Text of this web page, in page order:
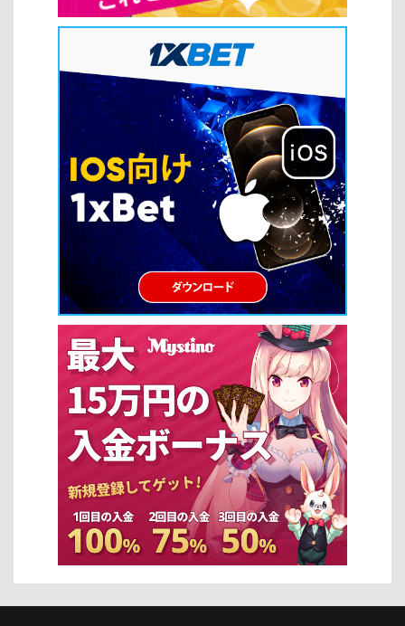
ています。 ボーナス機能の多様化：インタラクティブな要素が増え
ています。 モバイル最適化：スマートフォンで快適に遊べる設計が
主流です。 このように、人気タイトルやトレンドを把握すること
で、自分に最適なスロットの種類を見つけやすくなります。最新の
ゲームもチェックしながら、より充実したオンラインカジノ体験を
楽しみましょう。 スロット戦略 オンラインカジノでさまざまなスロ
ットの種類をプレイする際には、基本的な戦略を理解しておくこと
が重要です。適切な戦略を取り入れることで、リスクを抑えながら
効率よく楽しむことができます。 マックスベット戦略 マックスベッ
ト戦略は、最大ベットを行うことで高額配当やジャックポットを狙
うプレイ方法です。特に一部のスロットの種類では、最大ベット時
のみジャックポット獲得の資格が得られる場合があります。 […]
用しながらプレイすることで、こうしたチャンスをより効果的に狙
うことができます。 一度の当たりで大きな賞金を獲得できる可能性
がある スピンごとの緊張感と期待感が楽しめる テーマとビジュアル
の多様性 現代のスロットは多彩なテーマや高品質なグラフィックが
特徴で、ゲーム体験をより魅力的にしています。スロットの攻略法
だけでなく、自分の好みに合ったテーマを選ぶことで、長く楽しむ
ことができます。 映画やアニメなど多様なテーマが用意されている
視覚的に優れたグラフィックと演出 ストーリー性のあるゲームで没
入感が高い このように、スロットは手軽さと高いエンターテインメ
ント性を兼ね備えており、スロットの攻略法を取り入れることで、
さらに充実したプレイ体験を得ることができます。 スロットの攻略
法 スロットの攻略法を実践することで、単なる運任せではなく、よ
り戦略的に勝率を高めることが可能になります。ここでは、初心者
から上級者まで活用できる基本的なスロットの攻略法を紹介しま
す。 ベット額の最適化 スロットの攻略法の基本は、適切なベット額
を設定することです。資金に見合った賭け方をすることで、長く安
定したプレイを続けることができます。 自分の資金に合った無理の
ないベット額を設定する ベット額を一定に保ち、リスクをコントロ
ールする 一時的な勝敗に左右されず、冷静に判断する プレイするス
ロットの選択 スロットの攻略法では、ゲーム選びも非常に重要で
す。適切なスロットを選ぶことで、期待値を高めることができま
す。 RTP（還元率）が高いスロットを優先的に選ぶ フリースピンや
ボーナス機能が充実した機種を選択する 自分の好みやプレイスタイ
ルに合ったテーマを選ぶ […]